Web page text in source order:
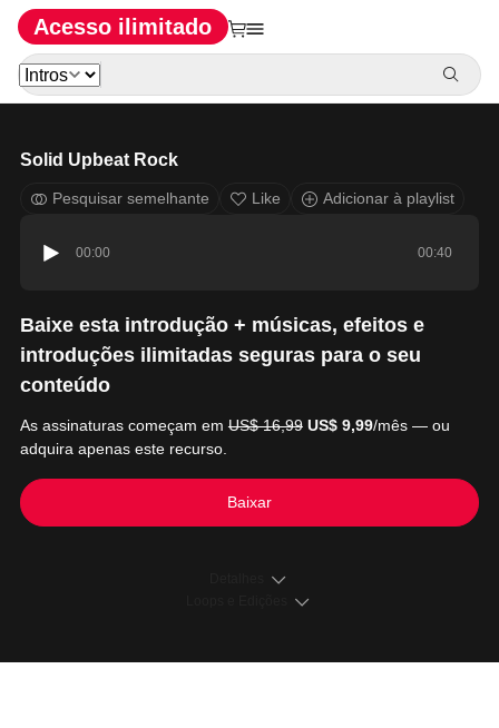
Acesso ilimitado
Solid Upbeat Rock
Pesquisar semelhante Like Adicionar à playlist
00:00 00:40
Baixe esta introdução + músicas, efeitos e
introduções ilimitadas seguras para o seu
conteúdo
As assinaturas começam em US$ 16,99 US$ 9,99/mês — ou
adquira apenas este recurso.
Baixar